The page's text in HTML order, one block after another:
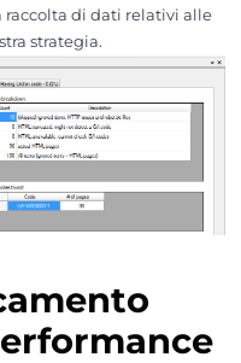
raccolta di dati relativi alle
strategia.